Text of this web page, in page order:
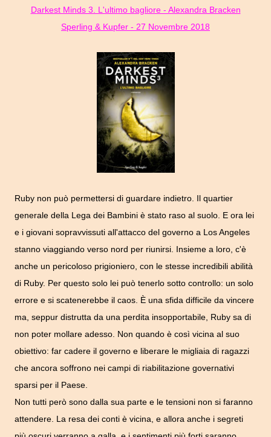
Darkest Minds 3. L'ultimo bagliore - Alexandra Bracken
Sperling & Kupfer - 27 Novembre 2018
Ruby non può permettersi di guardare indietro. Il quartier
generale della Lega dei Bambini è stato raso al suolo. E ora lei
e i giovani sopravvissuti all'attacco del governo a Los Angeles
stanno viaggiando verso nord per riunirsi. Insieme a loro, c'è
anche un pericoloso prigioniero, con le stesse incredibili abilità
di Ruby. Per questo solo lei può tenerlo sotto controllo: un solo
errore e si scatenerebbe il caos. È una sfida difficile da vincere
ma, seppur distrutta da una perdita insopportabile, Ruby sa di
non poter mollare adesso. Non quando è così vicina al suo
obiettivo: far cadere il governo e liberare le migliaia di ragazzi
che ancora soffrono nei campi di riabilitazione governativi
sparsi per il Paese.
Non tutti però sono dalla sua parte e le tensioni non si faranno
attendere. La resa dei conti è vicina, e allora anche i segreti